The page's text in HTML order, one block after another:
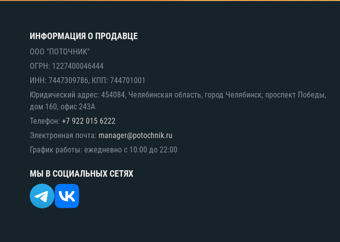
ИНФОРМАЦИЯ О ПРОДАВЦЕ
ООО "ПОТОЧНИК"
ОГРН: 1227400046444
ИНН: 7447309786, КПП: 744701001
Юридический адрес: 454084, Челябинская область, город Челябинск, проспект Победы,
дом 160, офис 243А
Телефон: +7 922 015 6222
Электронная почта: manager@potochnik.ru
График работы: ежедневно с 10:00 до 22:00
МЫ В СОЦИАЛЬНЫХ СЕТЯХ